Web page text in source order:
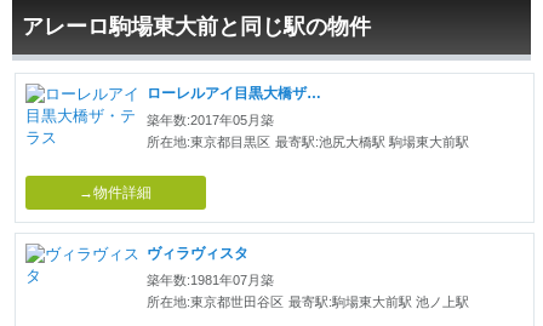
アレーロ駒場東大前と同じ駅の物件
ローレルアイ目黒大橋ザ・テラス
築年数:2017年05月築
所在地:東京都目黒区 最寄駅:池尻大橋駅 駒場東大前駅
→物件詳細
ヴィラヴィスタ
築年数:1981年07月築
所在地:東京都世田谷区 最寄駅:駒場東大前駅 池ノ上駅